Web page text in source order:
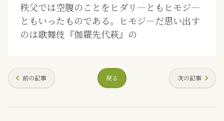
秩父では空腹のことをヒダリ―ともヒモジ―
ともいったものである。ヒモジ―だ思い出す
のは歌舞伎『伽羅先代萩』の
前の記事 戻る 次の記事